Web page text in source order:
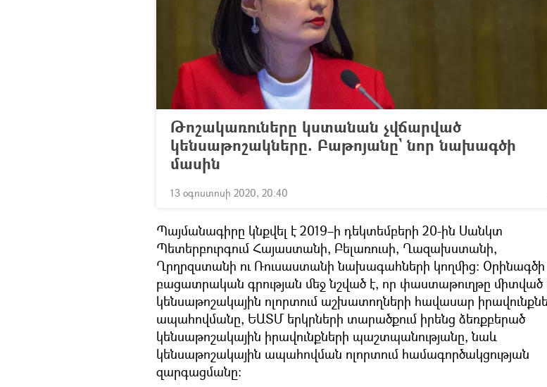
Թոշակառուները կստանան չվճարված
կենսաթոշակները. Բաթոյանը` նոր նախագծի
մասին
13 օգոստոսի 2020, 20:40
Պայմանագիրը կնքվել է 2019–ի դեկտեմբերի 20-ին Սանկտ
Պետերբուրգում Հայաստանի, Բելառուսի, Ղազախստանի,
Ղրղրզստանի ու Ռուսաստանի նախագահների կողմից։ Օրինագծի
բացատրական գրության մեջ նշված է, որ փաստաթուղթը միտված
կենսաթոշակային ոլորտում աշխատողների հավասար
ապահովմանը, ԵԱՏՄ երկրների տարածքում իրենց ձեռքբերած
կենսաթոշակային իրավունքների պաշտպանությանը, նաև
կենսաթոշակային ապահովման ոլորտում համագործակցության
զարգացմանը։